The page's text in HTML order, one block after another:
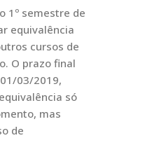
1º semestre de
equivalência
cursos de
O prazo final
03/2019,
só
mas
de